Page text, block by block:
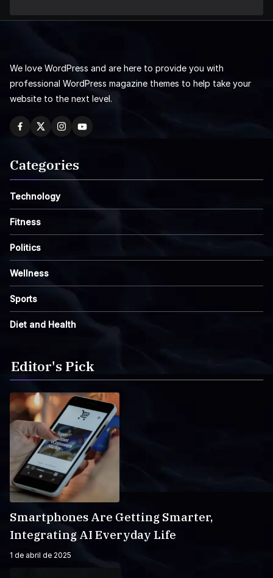
We love WordPress and are here to provide you with
professional WordPress magazine themes to help take your
website to the next level.
Categories
Technology
Fitness
Politics
Wellness
Sports
Diet and Health
Editor's Pick
Smartphones Are Getting Smarter,
Integrating AI Everyday Life
1 de abril de 2025